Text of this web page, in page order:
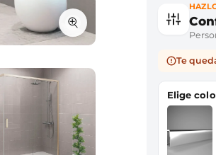
Te
Elige